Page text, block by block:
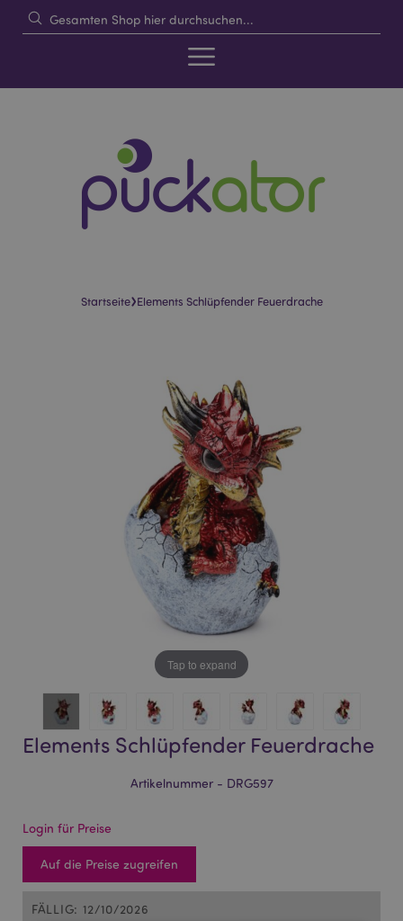
Startseite›Elements Schlüpfender Feuerdrache
Tap to expand
Elements Schlüpfender Feuerdrache
Artikelnummer - DRG597
Login für Preise
Auf die Preise zugreifen
FÄLLIG: 12/10/2026